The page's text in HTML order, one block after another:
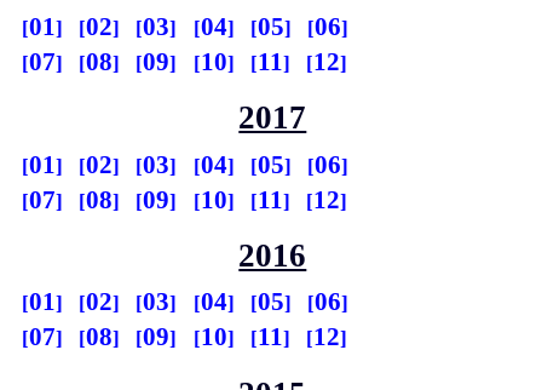
01 02 03 04 05
06
07
08 09 10 11 12
2017
01 02 03 04 05
06
07
08 09 10 11 12
2016
01 02 03 04 05
06
07
08 09 10 11 12